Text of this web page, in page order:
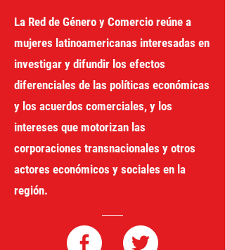
La Red de Género y Comercio reúne a
mujeres latinoamericanas interesadas en
investigar y difundir los efectos
diferenciales de las políticas económicas
y los acuerdos comerciales, y los
intereses que motorizan las
corporaciones transnacionales y otros
actores económicos y sociales en la
región.